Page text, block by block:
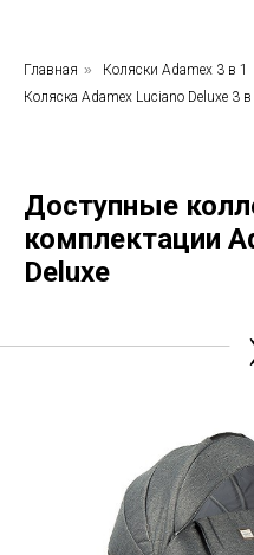
Главная » Коляски Adamex 3 в 1
Коляска Adamex Luciano Deluxe 3 в
Доступные
комплектации
Deluxe